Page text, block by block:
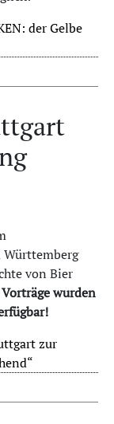
der Gelbe
Württemberg
von Bier
wurden
zur